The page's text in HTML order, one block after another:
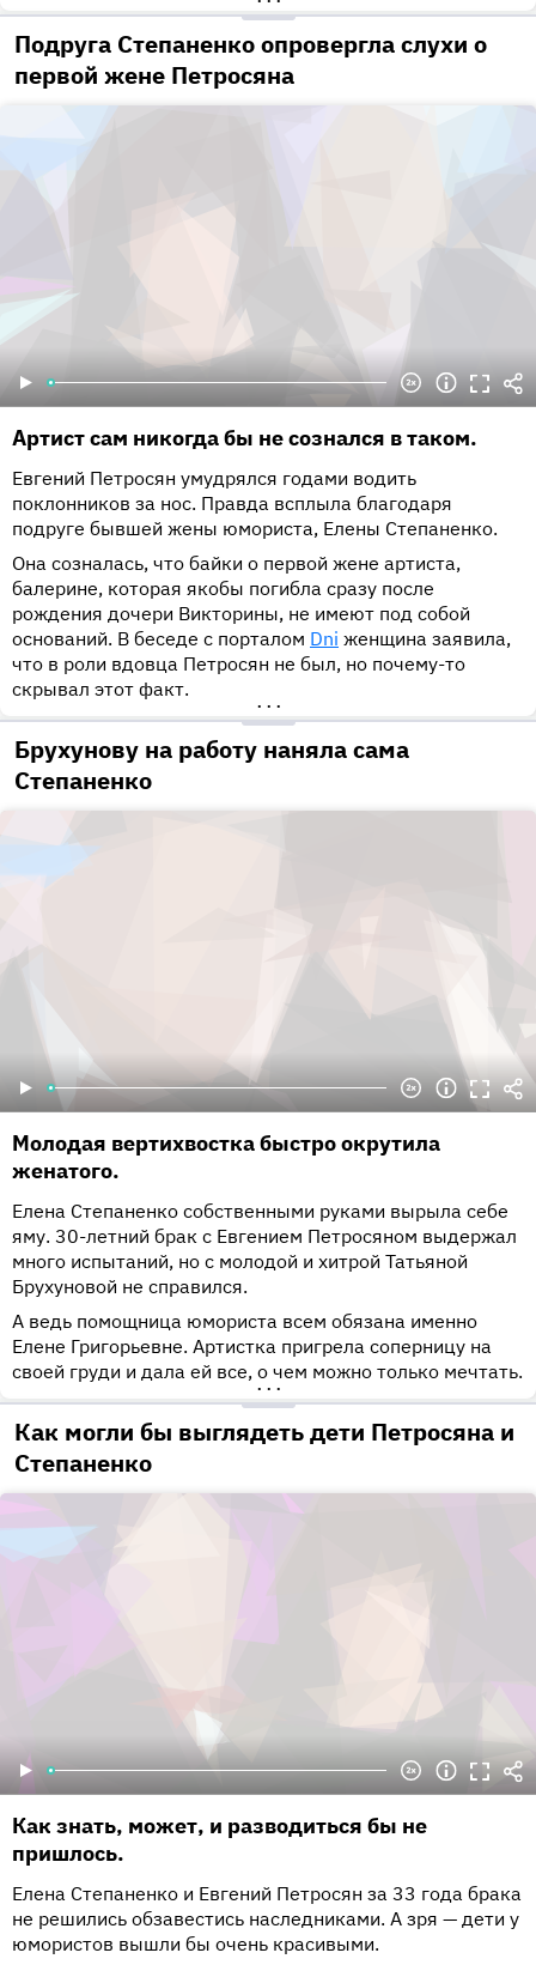
Подруга Степаненко опровергла слухи о
первой жене Петросяна
Артист сам никогда бы не сознался в таком.
Евгений Петросян умудрялся годами водить
поклонников за нос. Правда всплыла благодаря
подруге бывшей жены юмориста, Елены Степаненко.
Она созналась, что байки о первой жене артиста,
балерине, которая якобы погибла сразу после
рождения дочери Викторины, не имеют под собой
оснований. В беседе с порталом Dni женщина заявила,
что в роли вдовца Петросян не был, но почему-то
скрывал этот факт.
•••
Брухунову на работу наняла сама
Степаненко
Молодая вертихвостка быстро окрутила
женатого.
Елена Степаненко собственными руками вырыла себе
яму. 30-летний брак с Евгением Петросяном выдержал
много испытаний, но с молодой и хитрой Татьяной
Брухуновой не справился.
А ведь помощница юмориста всем обязана именно
Елене Григорьевне. Артистка пригрела соперницу на
своей груди и дала ей все, о чем можно только мечтать.
•••
Как могли бы выглядеть дети Петросяна и
Степаненко
Как знать, может, и разводиться бы не
пришлось.
Елена Степаненко и Евгений Петросян за 33 года брака
не решились обзавестись наследниками. А зря — дети у
юмористов вышли бы очень красивыми.